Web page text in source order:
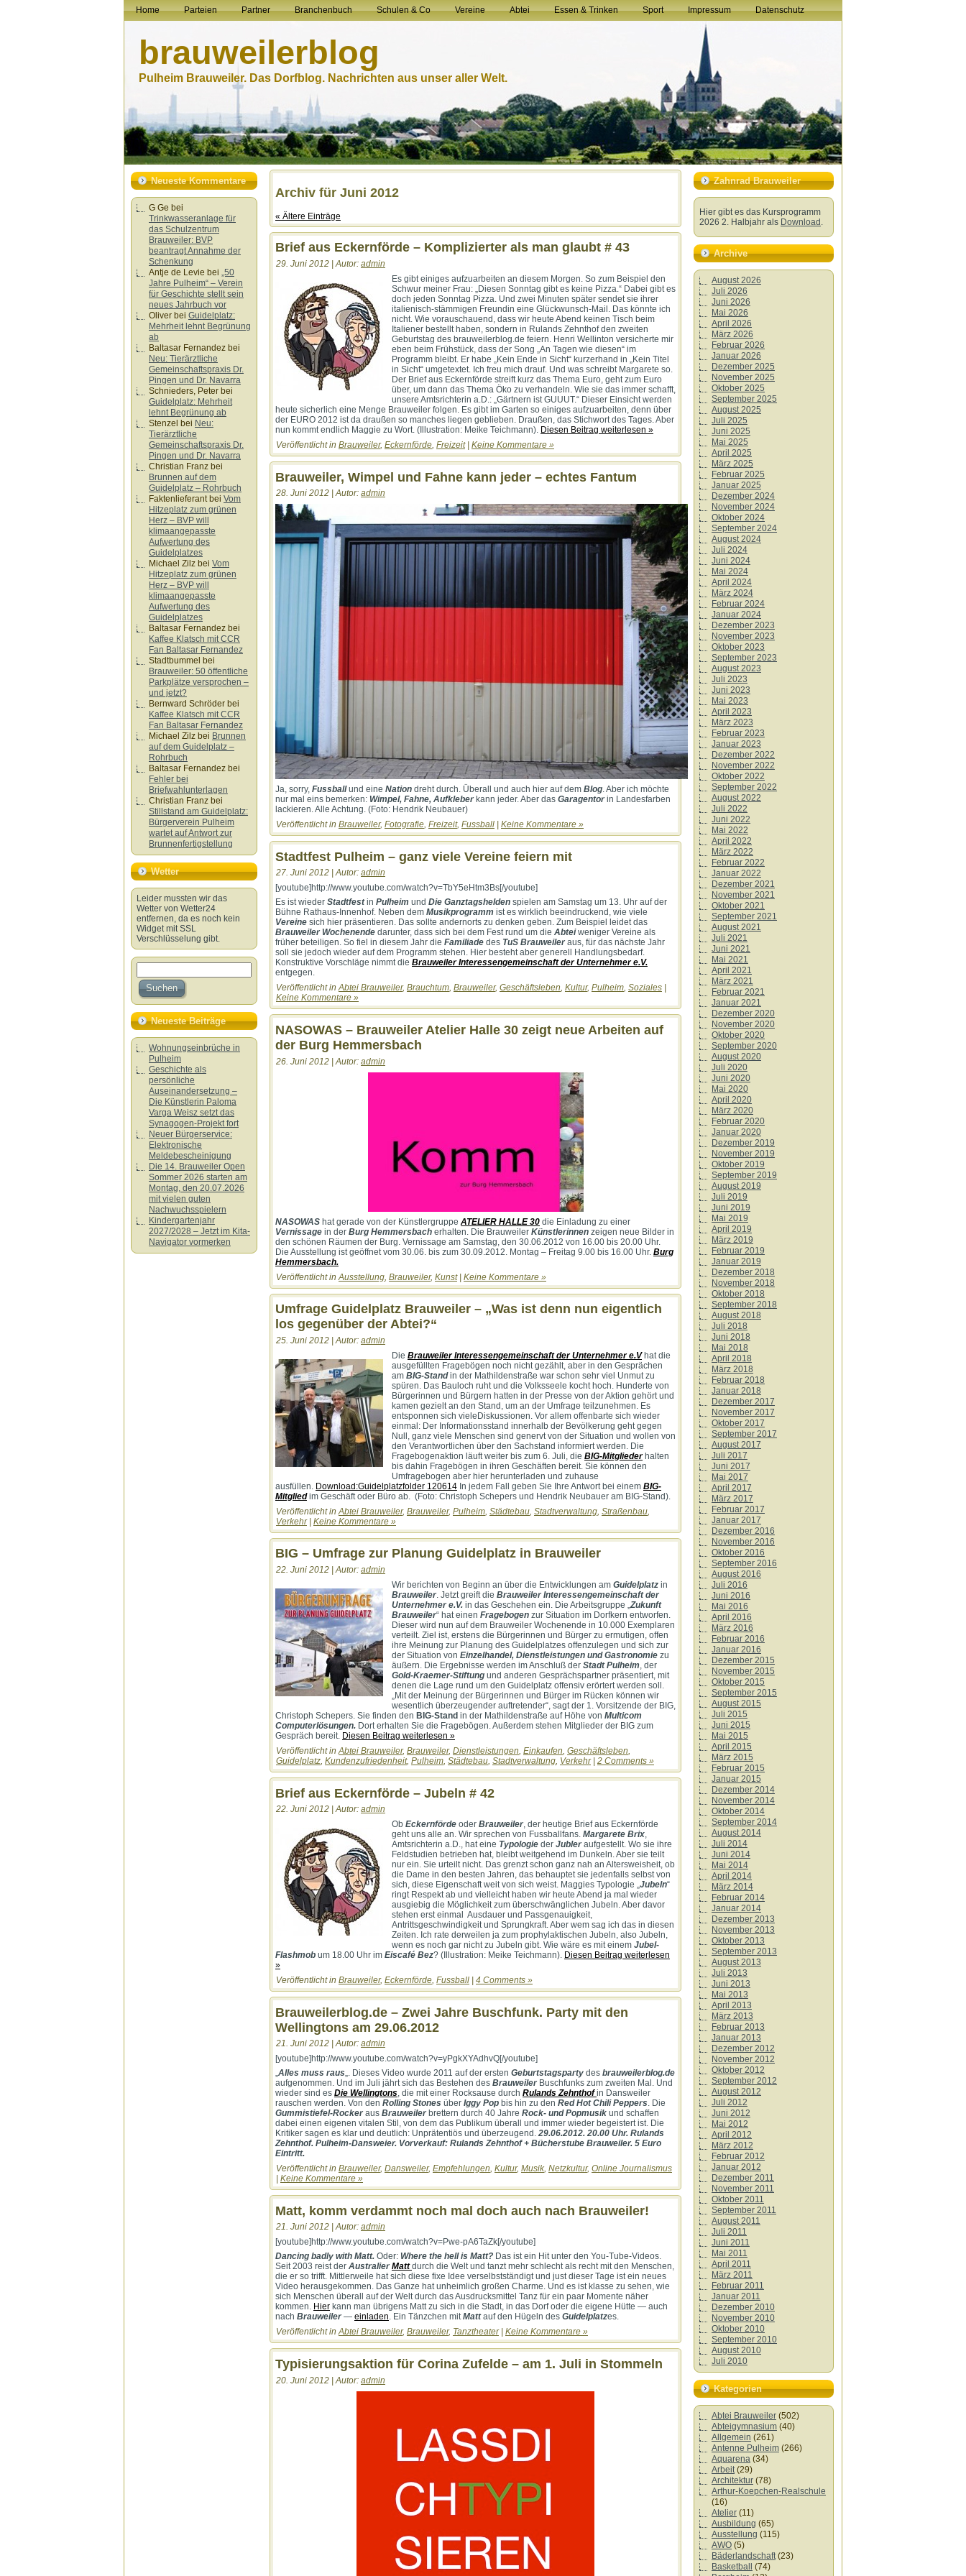
Home Parteien Partner Branchenbuch Schulen & Co Vereine Abtei Essen & Trinken Sport Impressum Datenschutz
brauweilerblog
Pulheim Brauweiler. Das Dorfblog. Nachrichten aus unser aller Welt.
Neueste Kommentare
G Ge bei
Trinkwasseranlage für
das Schulzentrum
Brauweiler: BVP
beantragt Annahme der
Schenkung
Antje de Levie bei „50
Jahre Pulheim“ – Verein
für Geschichte stellt sein
neues Jahrbuch vor
Oliver bei Guidelplatz:
Mehrheit lehnt Begrünung
ab
Baltasar Fernandez bei
Neu: Tierärztliche
Gemeinschaftspraxis Dr.
Pingen und Dr. Navarra
Schnieders, Peter bei
Guidelplatz: Mehrheit
lehnt Begrünung ab
Stenzel bei Neu:
Tierärztliche
Gemeinschaftspraxis Dr.
Pingen und Dr. Navarra
Christian Franz bei
Brunnen auf dem
Guidelplatz – Rohrbuch
Faktenlieferantbei Vom
Hitzeplatz zum grünen
Herz – BVP will
klimaangepasste
Aufwertung des
Guidelplatzes
Michael Zilz bei Vom
Hitzeplatz zum grünen
Herz – BVP will
klimaangepasste
Aufwertung des
Guidelplatzes
Baltasar Fernandez bei
Kaffee Klatsch mit CCR
Fan Baltasar Fernandez
Stadtbummel bei
Brauweiler: 50 öffentliche
Parkplätze versprochen –
und jetzt?
Bernward Schröder bei
Kaffee Klatsch mit CCR
Fan Baltasar Fernandez
Michael Zilz bei Brunnen
auf dem Guidelplatz –
Rohrbuch
Baltasar Fernandez bei
Fehler bei
Briefwahlunterlagen
Christian Franz bei
Stillstand am Guidelplatz:
Bürgerverein Pulheim
wartet auf Antwort zur
Brunnenfertigstellung
Wetter
Leider mussten wir das
Wetter von Wetter24
entfernen, da es noch kein
Widget mit SSL
Verschlüsselung gibt.
Neueste Beiträge
Wohnungseinbrüche in
Pulheim
Geschichte als
persönliche
Auseinandersetzung –
Die Künstlerin Paloma
Varga Weisz setzt das
Synagogen-Projekt fort
Neuer Bürgerservice:
Elektronische
Meldebescheinigung
Die 14. Brauweiler Open
Sommer 2026 starten am
Montag, den 20.07.2026
mit vielen guten
Nachwuchsspielern
Kindergartenjahr
2027/2028 – Jetzt im Kita-
Navigator vormerken
Archiv für Juni 2012
« Ältere Einträge
Brief aus Eckernförde – Komplizierter als man glaubt # 43
29. Juni 2012 | Autor: admin
Es gibt einiges aufzuarbeiten an diesem Morgen. So zum Beispiel den
Schwur meiner Frau: „Diesen Sonntag gibt es keine Pizza.“ Dabei gibt es
doch jeden Sonntag Pizza. Und zwei Minuten später sendet sie ihrer
italienisch-stämmigen Freundin eine Glückwunsch-Mail. Das könnte ich
nicht. Wie vorauschauend, dass wir heute Abend keinen Tisch beim
Italiener bestellt haben, sondern in Rulands Zehnthof den zweiten
Geburtstag des brauweilerblog.de feiern. Henri Wellinton versicherte mir
eben beim Frühstück, dass der Song „An Tagen wie diesen“ im
Programm bleibt. Er habe „Kein Ende in Sicht“ kurzerhand in „Kein Titel
in Sicht“ umgetextet. Ich freu mich drauf. Und was schreibt Margarete so.
Der Brief aus Eckernförde streift kurz das Thema Euro, geht zum Euro
über, um dann das Thema Öko zu verhandeln. Wie sie das immer schafft,
unsere Amtsrichterin a.D.: „Gärtnern ist GUUUT.“ Dieser Einsicht werden
heute sicherlich eine Menge Brauweiler folgen. Es gibt im Garten so einiges aufzuarbeiten, denn über
der EURO 2012 ist da draußen so manches liegen geblieben. Draußen, das Stichwort des Tages. Aber
nun kommt endlich Maggie zu Wort. (Illustration: Meike Teichmann). Diesen Beitrag weiterlesen »
Veröffentlicht in Brauweiler, Eckernförde, Freizeit| Keine Kommentare »
Brauweiler, Wimpel und Fahne kann jeder – echtes Fantum
28. Juni 2012 | Autor: admin
Ja, sorry, Fussballund eine Nation dreht durch. Überall und auch hier auf dem Blog. Aber ich möchte
nur mal eins bemerken: Wimpel, Fahne, Aufkleberkann jeder. Aber das Garagentorin Landesfarben
lackieren. Alle Achtung. (Foto: Hendrik Neubauer)
Veröffentlicht in Brauweiler, Fotografie, Freizeit, Fussball Keine Kommentare »
Stadtfest Pulheim – ganz viele Vereine feiern mit
27. Juni 2012 | Autor: admin
[youtube]http://www.youtube.com/watch?v=TbY5eHtm3Bs[/youtube]
Es ist wieder Stadtfestin Pulheim und Die Ganztagshelden spielen am Samstag um 13. Uhr auf der
Bühne Rathaus-Innenhof. Neben dem Musikprogramm ist es wirklich beeindruckend, wie viele
Vereine sich hier präsentieren. Das sollte andernorts zu denken geben. Zum Beispiel leidet das
Brauweiler Wochenende darunter, dass sich bei dem Fest rund um die Abteiweniger Vereine als
früher beteiligen. So fiel in diesem Jahr die Familiade des TuS Brauweileraus, für das nächste Jahr
soll sie jedoch wieder auf dem Programm stehen. Hier besteht aber generell Handlungsbedarf.
Konstruktive Vorschläge nimmt die Brauweiler Interessengemeinschaft der Unternehmer e.V.
entgegen.
Veröffentlicht inAbtei Brauweiler, Brauchtum, Brauweiler, Geschäftsleben, Kultur, Pulheim, Soziales
Keine Kommentare »
NASOWAS – Brauweiler Atelier Halle 30 zeigt neue Arbeiten auf
der Burg Hemmersbach
26. Juni 2012 | Autor: admin
NASOWAS hat gerade von der Künstlergruppe ATELIER HALLE 30 die Einladung zu einer
Vernissage in der Burg Hemmersbach erhalten. Die Brauweiler Künstlerinnen zeigen neue Bilder in
den schönen Räumen der Burg. Vernissage am Samstag, den 30.06.2012 von 16.00 bis 20.00 Uhr.
Die Ausstellung ist geöffnet vom 30.06. bis zum 30.09.2012. Montag – Freitag 9.00 bis 16.00 Uhr. Burg
Hemmersbach.
Veröffentlicht in Ausstellung Brauweiler, Kunst| Keine Kommentare »
Umfrage Guidelplatz Brauweiler – „Was ist denn nun eigentlich
los gegenüber der Abtei?“
25. Juni 2012 | Autor: admin
Die Brauweiler Interessengemeinschaft der Unternehmer e.Vhat die
ausgefüllten Fragebögen noch nicht gezählt, aber in den Gesprächen
am BIG-Standin der Mathildenstraße war schon sehr viel Unmut zu
spüren. Das Bauloch ruht und die Volksseele kocht hoch. Hunderte von
Bürgerinnen und Bürgern hatten in der Presse von der Aktion gehört und
kamen gezielt an den Stand, um an der Umfrage teilzunehmen. Es
entsponnen sich vieleDiskussionen. Vor allem offenbarte sich wieder
einmal: Der Informationsstand innerhalb der Bevölkerung geht gegen
Null, ganz viele Menschen sind genervt von der Situation und wollen von
den Verantwortlichen über den Sachstand informiert werden. Die
Fragebogenaktion läuft weiter bis zum 6. Juli, die BIG-Mitglieder halten
bis dahin Fragebögen in ihren Geschäften bereit. Sie können den
Umfragebogen aber hier herunterladen und zuhause
ausfüllen. Download:Guidelplatzfolder 120614 In jedem Fall geben Sie Ihre Antwort bei einem BIG-
Mitglied im Geschäft oder Büro ab. (Foto: Christoph Schepers und Hendrik Neubauer am BIG-Stand).
Veröffentlicht in Abtei Brauweiler, Brauweiler, Pulheim Städtebau Stadtverwaltung Straßenbau
Verkehr| Keine Kommentare »
BIG – Umfrage zur Planung Guidelplatz in Brauweiler
22. Juni 2012 | Autor: admin
Wir berichten von Beginn an über die Entwicklungen am Guidelplatz in
Brauweiler. Jetzt greift die Brauweiler Interessengemeinschaft der
Unternehmer e.V. in das Geschehen ein. Die Arbeitsgruppe „Zukunft
Brauweiler“ hat einen Fragebogen zur Situation im Dorfkern entworfen.
Dieser wird nun auf dem Brauweiler Wochenende in 10.000 Exemplaren
verteilt. Ziel ist, erstens die Bürgerinnen und Bürger zu ermutigen, offen
ihre Meinung zur Planung des Guidelplatzes offenzulegen und sich zur
der Situation von Einzelhandel, Dienstleistungen und Gastronomie zu
äußern. Die Ergebnisse werden im Anschluß der Stadt Pulheim, der
Gold-Kraemer-Stiftung und anderen Gesprächspartner präsentiert, mit
denen die Lage rund um den Guidelplatz offensiv erörtert werden soll.
„Mit der Meinung der Bürgerinnen und Bürger im Rücken können wir
wesentlich überzeugender auftretender“, sagt der 1. Vorsitzende der BIG,
Christoph Schepers. Sie finden den BIG-Stand in der Mathildenstraße auf Höhe von Multicom
Computerlösungen. Dort erhalten Sie die Fragebögen. Außerdem stehen Mitglieder der BIG zum
Gespräch bereit. Diesen Beitrag weiterlesen »
Veröffentlicht inAbtei Brauweiler, Brauweiler, Dienstleistungen, Einkaufen, Geschäftsleben,
Guidelplatz, Kundenzufriedenheit, Pulheim, Städtebau, Stadtverwaltung, Verkehr| 2 Comments »
Brief aus Eckernförde – Jubeln # 42
22. Juni 2012 | Autor: admin
Ob Eckernförde oder Brauweiler, der heutige Brief aus Eckernförde
geht uns alle an. Wir sprechen von Fussballfans. Margarete Brix,
Amtsrichterin a.D., hat eine Typologie der Jubleraufgestellt. Wo sie ihre
Feldstudien betrieben hat, bleibt weitgehend im Dunkeln. Aber sie teilt
nur ein. Sie urteilt nicht. Das grenzt schon ganz nah an Altersweisheit, ob
die Dame in den besten Jahren, das behauptet sie jedenfalls selbst von
sich, diese Eigenschaft weit von sich weist. Maggies Typologie „Jubeln“
ringt Respekt ab und vielleicht haben wir heute Abend ja mal wieder
ausgiebig die Möglichkeit zum überschwänglichen Jubeln. Aber davor
stehen erst einmal Ausdauer und Passgenauigkeit,
Antrittsgeschwindigkeit und Sprungkraft. Aber wem sag ich das in diesen
Zeiten. Ich rate derweilen ja zum prophylaktischen Jubeln, also Jubeln,
wenn es noch gar nicht zu Jubeln gibt. Wie wäre es mit einem Jubel-
Flashmob um 18.00 Uhr im Eiscafé Bez? (Illustration: Meike Teichmann). Diesen Beitrag weiterlesen
»
Veröffentlicht in Brauweiler, Eckernförde, Fussball 4 Comments »
Brauweilerblog.de – Zwei Jahre Buschfunk. Party mit den
Wellingtons am 29.06.2012
21. Juni 2012 | Autor: admin
[youtube]http://www.youtube.com/watch?v=yPgkXYAdhvQ[/youtube]
„Alles muss raus„. Dieses Video wurde 2011 auf der ersten Geburtstagsparty des brauweilerblog.de
aufgenommen. Und im Juli jährt sich das Bestehen des Brauweiler Buschfunks zum zweiten Mal. Und
wieder sind es Die Wellingtons, die mit einer Rocksause durch Rulands Zehnthofin Dansweiler
rauschen werden. Von den Rolling Stones über Iggy Pop bis hin zu den Red Hot Chili Peppers. Die
Gummistiefel-Rockeraus Brauweilerbrettern durch 40 Jahre Rock- und Popmusik und schaffen
dabei einen eigenen vitalen Stil, von dem das Publikum überall und immer wieder begeistert ist. Die
Kritiker sagen es klar und deutlich: Unprätentiös und überzeugend. 29.06.2012. 20.00 Uhr. Rulands
Zehnthof. Pulheim-Dansweier. Vorverkauf: Rulands Zehnthof + Bücherstube Brauweiler. 5 Euro
Eintritt.
Veröffentlicht in Brauweiler, Dansweiler, Empfehlungen, Kultur, Musik, Netzkultur, Online Journalismus
Keine Kommentare »
Matt, komm verdammt noch mal doch auch nach Brauweiler!
21. Juni 2012 | Autor: admin
[youtube]http://www.youtube.com/watch?v=Pwe-pA6TaZk[/youtube]
Dancing badly with Matt. Oder: Where the hell is Matt? Das ist ein Hit unter den You-Tube-Videos.
Seit 2003 reist der AustralierMattdurch die Welt und tanzt mehr schlecht als recht mit den Menschen,
die er so trifft. Mittlerweile hat sich diese fixe Idee verselbstständigt und just dieser Tage ist ein neues
Video herausgekommen. Das Ganze hat unheimlich großen Charme. Und es ist klasse zu sehen, wie
sich Menschen überall auf der Welt durch das Ausdrucksmittel Tanz für ein paar Momente näher
kommen. Hier kann man übrigens Matt zu sich in die Stadt, in das Dorf oder die eigene Hütte — auch
nach Brauweiler— einladen. Ein Tänzchen mitMattauf den Hügeln des Guidelplatzes.
Veröffentlicht inAbtei Brauweiler, Brauweiler, Tanztheater| Keine Kommentare »
Typisierungsaktion für Corina Zufelde – am 1. Juli in Stommeln
20. Juni 2012 | Autor: admin
Zahnrad Brauweiler
Hier gibt es das Kursprogramm
2026 2. Halbjahr als Download .
Archive
August 2026
Juli 2026
Juni 2026
Mai 2026
April 2026
März 2026
Februar 2026
Januar 2026
Dezember 2025
November 2025
Oktober 2025
September 2025
August 2025
Juli 2025
Juni 2025
Mai 2025
April 2025
März 2025
Februar 2025
Januar 2025
Dezember 2024
November 2024
Oktober 2024
September 2024
August 2024
Juli 2024
Juni 2024
Mai 2024
April 2024
März 2024
Februar 2024
Januar 2024
Dezember 2023
November 2023
Oktober 2023
September 2023
August 2023
Juli 2023
Juni 2023
Mai 2023
April 2023
März 2023
Februar 2023
Januar 2023
Dezember 2022
November 2022
Oktober 2022
September 2022
August 2022
Juli 2022
Juni 2022
Mai 2022
April 2022
März 2022
Februar 2022
Januar 2022
Dezember 2021
November 2021
Oktober 2021
September 2021
August 2021
Juli 2021
Juni 2021
Mai 2021
April 2021
März 2021
Februar 2021
Januar 2021
Dezember 2020
November 2020
Oktober 2020
September 2020
August 2020
Juli 2020
Juni 2020
Mai 2020
April 2020
März 2020
Februar 2020
Januar 2020
Dezember 2019
November 2019
Oktober 2019
September 2019
August 2019
Juli 2019
Juni 2019
Mai 2019
April 2019
März 2019
Februar 2019
Januar 2019
Dezember 2018
November 2018
Oktober 2018
September 2018
August 2018
Juli 2018
Juni 2018
Mai 2018
April 2018
März 2018
Februar 2018
Januar 2018
Dezember 2017
November 2017
Oktober 2017
September 2017
August 2017
Juli 2017
Juni 2017
Mai 2017
April 2017
März 2017
Februar 2017
Januar 2017
Dezember 2016
November 2016
Oktober 2016
September 2016
August 2016
Juli 2016
Juni 2016
Mai 2016
April 2016
März 2016
Februar 2016
Januar 2016
Dezember 2015
November 2015
Oktober 2015
September 2015
August 2015
Juli 2015
Juni 2015
Mai 2015
April 2015
März 2015
Februar 2015
Januar 2015
Dezember 2014
November 2014
Oktober 2014
September 2014
August 2014
Juli 2014
Juni 2014
Mai 2014
April 2014
März 2014
Februar 2014
Januar 2014
Dezember 2013
November 2013
Oktober 2013
September 2013
August 2013
Juli 2013
Juni 2013
Mai 2013
April 2013
März 2013
Februar 2013
Januar 2013
Dezember 2012
November 2012
Oktober 2012
September 2012
August 2012
Juli 2012
Juni 2012
Mai 2012
April 2012
März 2012
Februar 2012
Januar 2012
Dezember 2011
November 2011
Oktober 2011
September 2011
August 2011
Juli 2011
Juni 2011
Mai 2011
April 2011
März 2011
Februar 2011
Januar 2011
Dezember 2010
November 2010
Oktober 2010
September 2010
August 2010
Juli 2010
Kategorien
Abtei Brauweiler (502)
Abteigymnasium (40)
Allgemein (261)
Antenne Pulheim (266)
Aquarena (34)
Arbeit(29)
Architektur (78)
Arthur-Koepchen-Realschule
(16)
Atelier (11)
Ausbildung (65)
Ausstellung (115)
AWO (5)
Bäderlandschaft(23)
Basketball
(74)